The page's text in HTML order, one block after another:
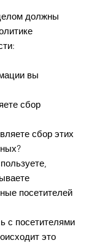
должны
вы
сбор
сбор этих
посетителей
с посетителями
это